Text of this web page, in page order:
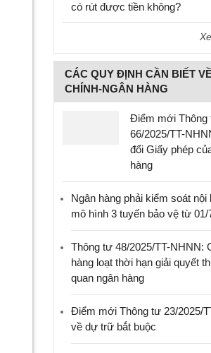
có rút được tiền không?
CÁC QUY ĐỊNH CẦN BIẾT
CHÍNH-NGÂN HÀNG
Điểm mới Thông
66/2025/TT-
đổi Giấy phép
hàng
Ngân hàng phải kiểm soát nội
mô hình 3 tuyến bảo vệ từ 01/
Thông tư 48/2025/TT-NHNN:
hàng loạt thời hạn giải quyết
quan ngân hàng
Điểm mới Thông tư 23/2025/
về dự trữ bắt buộc